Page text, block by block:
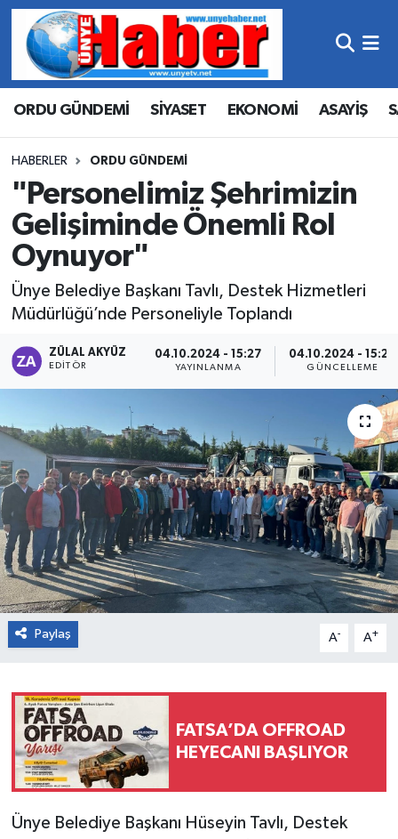
ORDU GÜNDEMİ SİYASET EKONOMİ ASAYİŞ
HABERLER ORDU GÜNDEMİ
"Personelimiz Şehrimizin
Gelişiminde Önemli Rol
Oynuyor"
Ünye Belediye Başkanı Tavlı, Destek Hizmetleri
Müdürlüğü’nde Personeliyle Toplandı
ZÜLAL AKYÜZ
EDITÖR
04.10.2024 - 15:27
YAYINLANMA
04.10.2024 - 15:29
GÜNCELLEME
Paylaş A- A+
FATSA’DA OFFROAD
HEYECANI BAŞLIYOR
Ünye Belediye Başkanı Hüseyin Tavlı, Destek
Hava Durumu
Trafik Durumu
Süper Lig Puan Durumu ve Fikstür
Tüm Manşetler
Son Dakika Haberleri
Haber Arşivi